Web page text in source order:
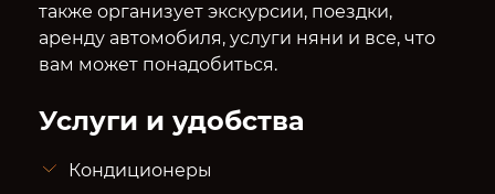
также организует экскурсии, поездки,
аренду автомобиля, услуги няни и все, что
вам может понадобиться.
Услуги и удобства
Кондиционеры